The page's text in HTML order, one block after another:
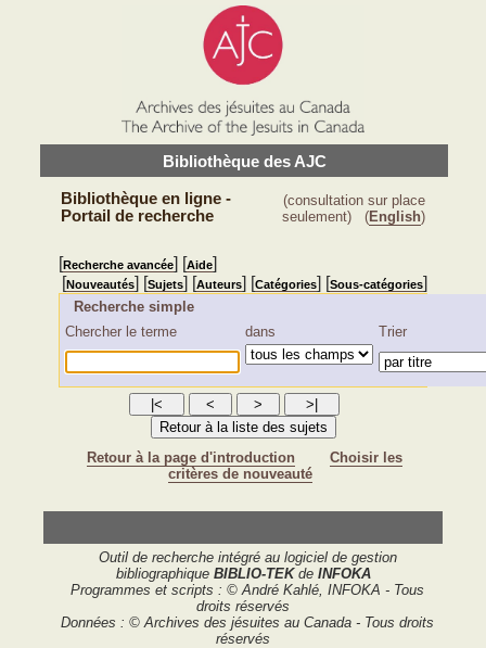
Bibliothèque des AJC
Bibliothèque en ligne -
Portail de recherche
(consultation sur place
seulement) (English)
[Recherche avancée] [Aide]
[Nouveautés] [Sujets] [Auteurs] [Catégories] [Sous-catégories]
Recherche simple
Chercher le terme
dans Trier
Retour à la page d'introduction
Choisir les
critères de nouveauté
Outil de recherche intégré au logiciel de gestion
bibliographique BIBLIO-TEKde INFOKA
Programmes et scripts : © André Kahlé, INFOKA - Tous
droits réservés
Données : © Archives des jésuites au Canada - Tous droits
réservés